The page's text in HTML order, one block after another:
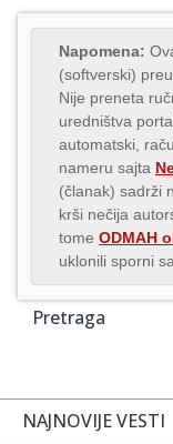
Napomena:
(softverski)
Nije preneta
uredništva
automatski,
nameru sajta
(članak) sadrži
krši nečija
tome ODMAH
uklonili sporni
Pretraga
NAJNOVIJE VESTI